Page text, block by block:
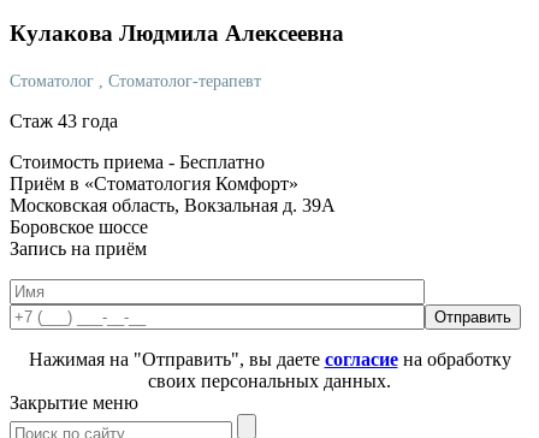
Кулакова Людмила Алексеевна
Стоматолог , Стоматолог-терапевт
Стаж 43 года
Стоимость приема - Бесплатно
Приём в «Стоматология Комфорт»
Московская область, Вокзальная д. 39А
Боровское шоссе
Запись на приём
Нажимая на "Отправить", вы даете согласиена обработку
своих персональных данных.
Закрытие меню